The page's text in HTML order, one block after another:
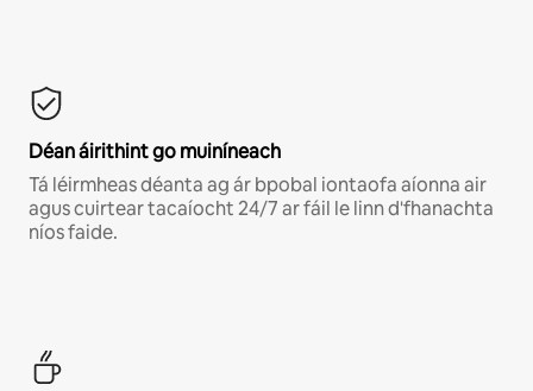
Déan áirithint go muiníneach
Tá léirmheas déanta ag ár bpobal iontaofa aíonna air
agus cuirtear tacaíocht 24/7 ar fáil le linn d'fhanachta
níos faide.